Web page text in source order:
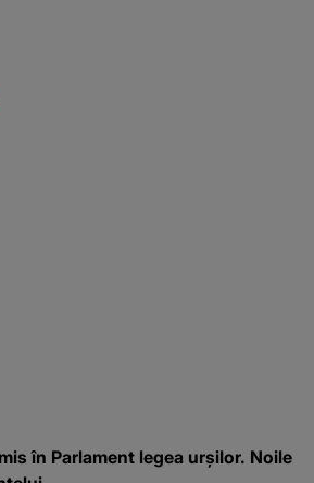
în Parlament legea urșilor. Noile